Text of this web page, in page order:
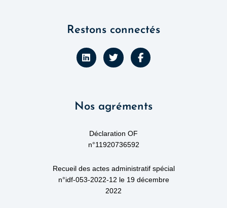
Restons connectés
L
i
n
i
T
w
i
r
F
a
c
o
Nos agréments
Déclaration OF
n°11920736592
Recueil des actes administratif spécial
n°idf-053-2022-12 le 19 décembre
2022